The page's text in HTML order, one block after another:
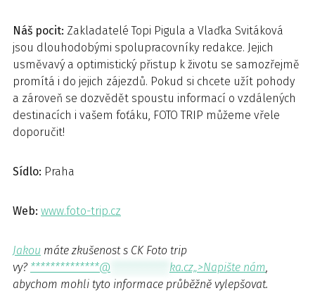
Náš pocit: Zakladatelé Topi Pigula a Vlaďka Svitáková
jsou dlouhodobými spolupracovníky redakce. Jejich
usměvavý a optimistický přistup k životu se samozřejmě
promítá i do jejich zájezdů. Pokud si chcete užít pohody
a zároveň se dozvědět spoustu informací o vzdálených
destinacích i vašem foťáku, FOTO TRIP můžeme vřele
doporučit!
Sídlo: Praha
Web: www.foto-trip.cz
Jakou máte zkušenost s CK Foto trip
vy? **************@ ka.cz„>Napište nám,
abychom mohli tyto informace průběžně vylepšovat.